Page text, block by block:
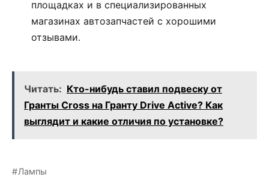
площадках и в специализированных
магазинах автозапчастей с хорошими
отзывами.
Читать: Кто-нибудь ставил подвеску от
Гранты Cross на Гранту Drive Active? Как
выглядит и какие отличия по установке?
Лампы